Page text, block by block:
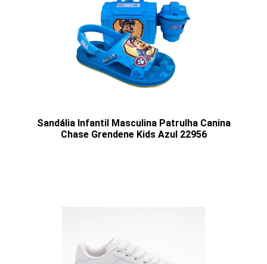
Sandália Infantil Masculina Patrulha Canina
Chase Grendene Kids Azul 22956